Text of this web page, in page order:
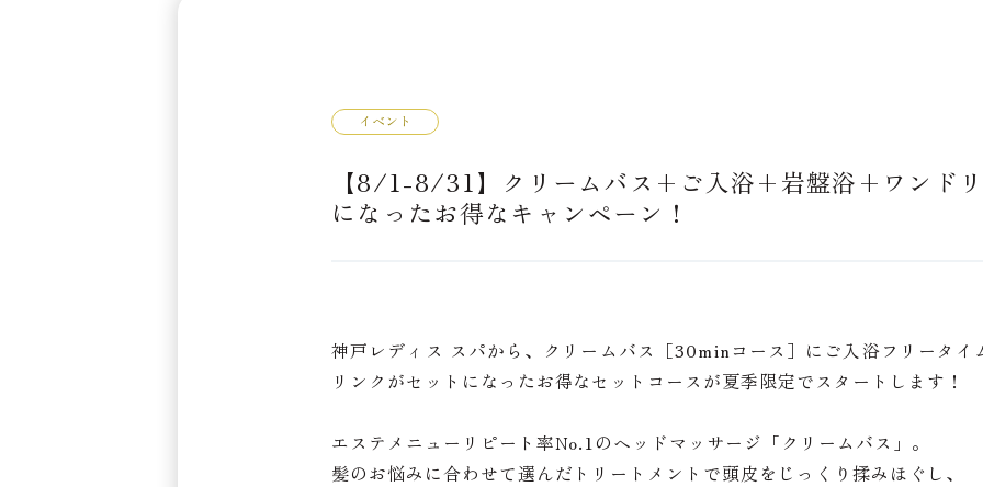
イベント
【8/1-8/31】クリームバス+ご入浴+岩盤浴+ワンド
になったお得なキャンペーン！
神戸レディス スパから、クリームバス［30minコース］にご入浴フリータイ
リンクがセットになったお得なセットコースが夏季限定でスタートします！
エステメニューリピート率No.1のヘッドマッサージ「クリームバス」。
髪のお悩みに合わせて選んだトリートメントで頭皮をじっくり揉みほぐし、